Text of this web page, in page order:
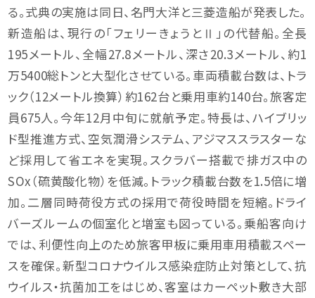
る。式典の実施は同日、名門大洋と三菱造船が発表した。
新造船は、現行の「フェリーきょうとⅡ」の代替船。全長
195メートル、全幅27.8メートル、深さ20.3メートル、約1
万5400総トンと大型化させている。車両積載台数は、トラ
ック（12メートル換算）約162台と乗用車約140台。旅客定
員675人。今年12月中旬に就航予定。特長は、ハイブリッ
ド型推進方式、空気潤滑システム、アジマススラスターな
ど採用して省エネを実現。スクラバー搭載で排ガス中の
SOx（硫黄酸化物）を低減。トラック積載台数を1.5倍に増
加。二層同時荷役方式の採用で荷役時間を短縮。ドライ
バーズルームの個室化と増室も図っている。乗船客向け
では、利便性向上のため旅客甲板に乗用車用積載スペー
スを確保。新型コロナウイルス感染症防止対策として、抗
ウイルス・抗菌加工をはじめ、客室はカーペット敷き大部